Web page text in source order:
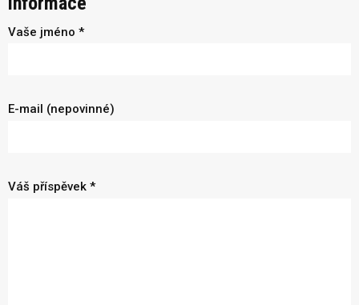
Vaše jméno *
E-mail (nepovinné)
Váš příspěvek *